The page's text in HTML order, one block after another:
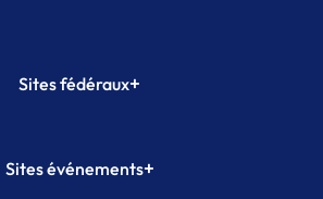
Sites fédéraux+
Plateforme Formation
Sites événements+